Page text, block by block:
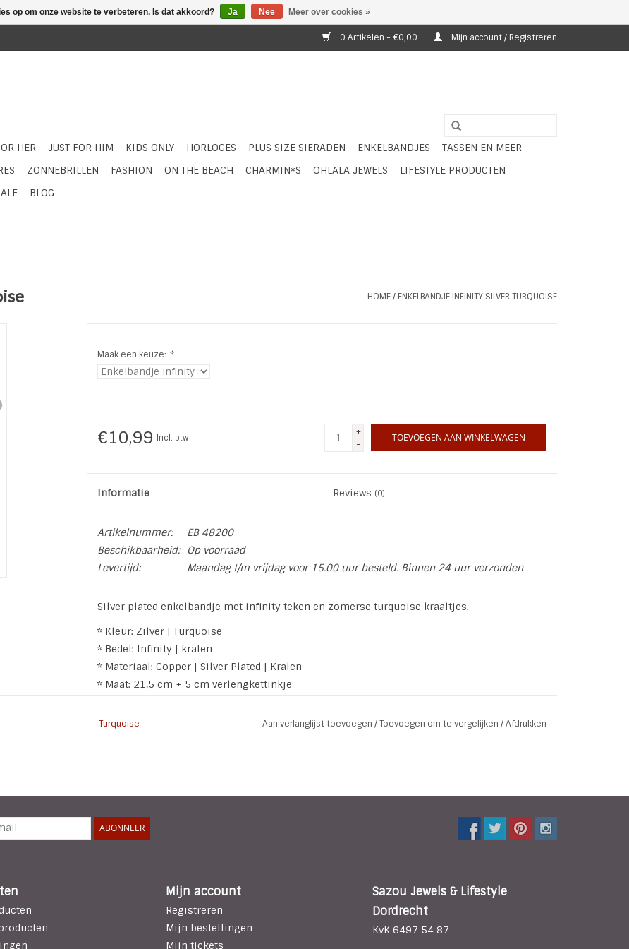
0 Artikelen - €0,00 Mijn account / Registreren
HER JUST FOR HIM KIDS ONLY HORLOGES PLUS SIZE SIERADEN ENKELBANDJES
TASSEN EN MEER
ZONNEBRILLEN FASHION ON THE BEACH CHARMIN*S OHLALA JEWELS
LIFESTYLE PRODUCTEN
BLOG
HOME/ ENKELBANDJE INFINITY SILVER TURQUOISE
Maak een keuze: *
€10,99 Incl. btw
+
-
TOEVOEGEN AAN WINKELWAGEN
Informatie Reviews (0)
Artikelnummer:
EB 48200
Beschikbaarheid:
Op voorraad
Levertijd:
Maandag t/m vrijdag voor 15.00 uur besteld. Binnen 24 uur verzonden
Silver plated enkelbandje met infinity teken en zomerse turquoise kraaltjes.
* Kleur: Zilver | Turquoise
* Bedel: Infinity | kralen
* Materiaal: Copper | Silver Plated | Kralen
* Maat: 21,5 cm + 5 cm verlengkettinkje
Turquoise Aan verlanglijst toevoegen /Toevoegen om te vergelijken /Afdrukken
ABONNEER
Mijn account
Registreren
Mijn bestellingen
Mijn tickets
Sazou Jewels & Lifestyle
Dordrecht
KvK 6497 54 87
op om onze website te verbeteren. Is dat akkoord? Ja Nee Meer over cookies »